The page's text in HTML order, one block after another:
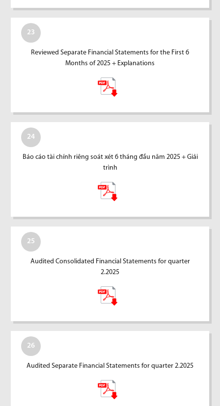
23
Reviewed Separate Financial Statements for the First 6
Months of 2025 + Explanations
24
Báo cáo tài chính riêng soát xét 6 tháng đầu năm 2025 + Giải
trình
25
Audited Consolidated Financial Statements for quarter
2.2025
26
Audited Separate Financial Statements for quarter 2.2025